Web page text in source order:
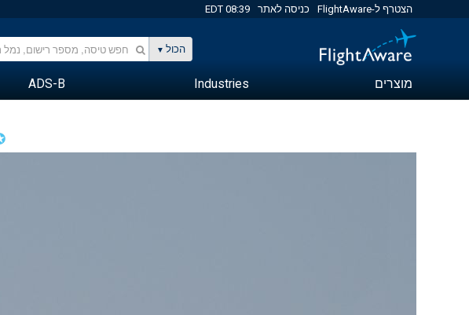
הצטרף ל-FlightAware כניסה לאתר 08:39 EDT
הכול
מוצרים Industries
ADS-B